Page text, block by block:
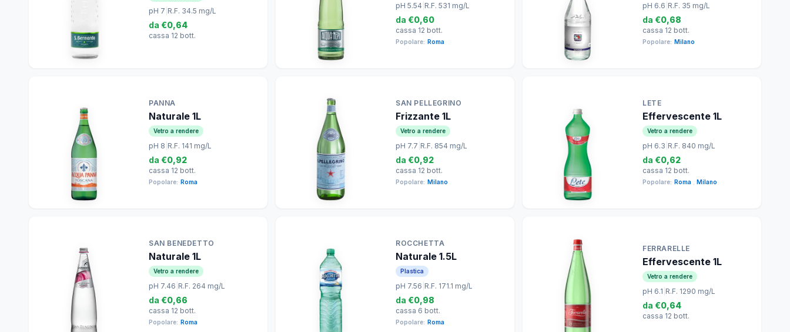
pH 7 R.F. 34.5 mg/L
da €0,64
cassa 12 bott.
pH 5.54 R.F. 531 mg/L
da €0,60
cassa 12 bott.
Popolare: Roma
pH 6.6 R.F. 35 mg/L
da €0,68
cassa 12 bott.
Popolare: Milano
PANNA
Naturale 1L
Vetro a rendere
pH 8 R.F. 141 mg/L
da €0,92
cassa 12 bott.
Popolare: Roma
SAN PELLEGRINO
Frizzante 1L
Vetro a rendere
pH 7.7 R.F. 854 mg/L
da €0,92
cassa 12 bott.
Popolare: Milano
LETE
Effervescente 1L
Vetro a rendere
pH 6.3 R.F. 840 mg/L
da €0,62
cassa 12 bott.
Popolare: Roma Milano
SAN BENEDETTO
Naturale 1L
Vetro a rendere
pH 7.46 R.F. 264 mg/L
da €0,66
cassa 12 bott.
Popolare: Roma
ROCCHETTA
Naturale 1.5L
Plastica
pH 7.56 R.F. 171.1 mg/L
da €0,98
cassa 6 bott.
Popolare: Roma
FERRARELLE
Effervescente 1L
Vetro a rendere
pH 6.1 R.F. 1290 mg/L
da €0,64
cassa 12 bott.